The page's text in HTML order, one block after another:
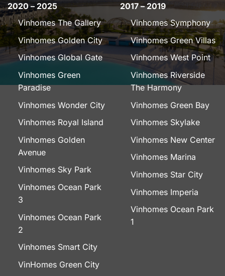
2020 – 2025
Vinhomes The Gallery
Vinhomes Golden City
Vinhomes Global Gate
Vinhomes Green
Paradise
Vinhomes Wonder City
Vinhomes Royal Island
Vinhomes Golden
Avenue
Vinhomes Sky Park
Vinhomes Ocean Park
3
Vinhomes Ocean Park
2
Vinhomes Smart City
VinHomes Green City
2017 – 2019
Vinhomes Symphony
Vinhomes Green Villas
Vinhomes West Point
Vinhomes Riverside
The Harmony
Vinhomes Green Bay
Vinhomes Skylake
Vinhomes New Center
Vinhomes Marina
Vinhomes Star City
Vinhomes Imperia
Vinhomes Ocean Park
1